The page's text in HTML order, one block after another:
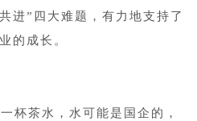
进”四大难题，有力地支持了
的成长。
杯茶水，水可能是国企的，